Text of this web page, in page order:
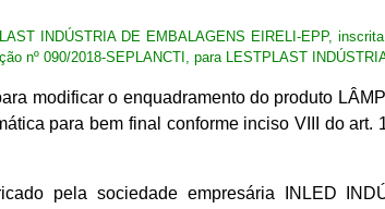
INDÚSTRIA DE EMBALAGENS EIRELI-EPP,
nº 090/2018-SEPLANCTI, para LESTPLAST
modificar o enquadramento do produto
para bem final conforme inciso VIII do
pela sociedade empresária INLED